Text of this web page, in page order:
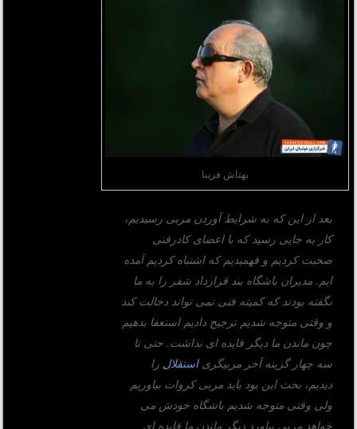
بهتاش فریبا
بعد از این که به شرایط آوردن مربی رسیدیم،
کار به جایی رسید که با اعضای کادرفنی
صحبت کردیم و فهمیدیم که اشتباه کردیم آمده
ایم. مدیران باشگاه بند قرارداد شفر را به ما
نگفته بودند که کمیته فنی نمی تواند دخالت کند
و وقتی متوجه شدیم ترجیح دادیم استعفا بدهیم
چون ماندن ما دیگر فایده ای نداشت. حتی تا
سه چهار گزینه آخر مربیگریاستقلال را
دیدیم، بحث این بود باید مربی کروات بیاوریم
ولی وقتی متوجه شدیم باشگاه خودش می
خواهد مربی بیاورد دیگر ماندن ما فایده ای